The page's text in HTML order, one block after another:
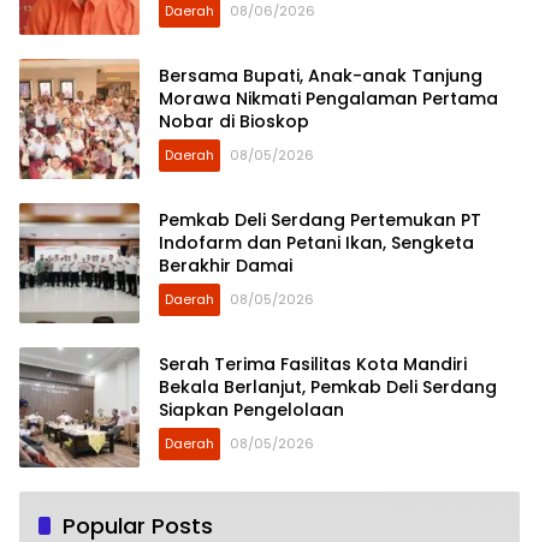
Daerah 08/06/2026
Bersama Bupati, Anak-anak Tanjung
Morawa Nikmati Pengalaman Pertama
Nobar di Bioskop
Daerah 08/05/2026
Pemkab Deli Serdang Pertemukan PT
Indofarm dan Petani Ikan, Sengketa
Berakhir Damai
Daerah 08/05/2026
Serah Terima Fasilitas Kota Mandiri
Bekala Berlanjut, Pemkab Deli Serdang
Siapkan Pengelolaan
Daerah 08/05/2026
Popular Posts